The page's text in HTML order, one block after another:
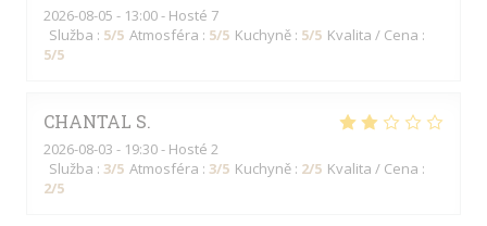
2026-08-05 - 13:00 - Hosté 7
Služba : 5/5 Atmosféra : 5/5 Kuchyně : 5/5 Kvalita / Cena :
5/5
CHANTAL S
2026-08-03 - 19:30 - Hosté 2
Služba : 3/5 Atmosféra : 3/5 Kuchyně : 2/5 Kvalita / Cena :
2/5